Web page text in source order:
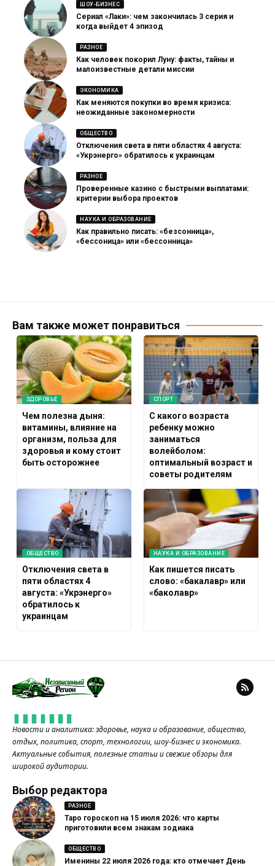
ШОУ-БИЗНЕС
Сериал «Лаки»: чем закончилась 3 серия и
когда выйдет 4 эпизод
РАЗНОЕ
Как человек покорил Луну: факты, тайны и
малоизвестные детали миссии
ЭКОНОМИКА
Как меняются покупки во время кризиса:
неожиданные закономерности
ОБЩЕСТВО
Отключения света в пяти областях 4 августа:
«Укрэнерго» обратилось к украинцам
РАЗНОЕ
Проверенные казино с быстрыми выплатами:
критерии выбора проектов
НАУКА И ОБРАЗОВАНИЕ
Как правильно писать: «безсонница»,
«бессоница» или «бессонница»
Вам также может понравиться
ЗДОРОВЬЕ
Чем полезна дыня:
витамины, влияние на
организм, польза для
здоровья и кому стоит
быть осторожнее
СПОРТ
С какого возраста
ребенку можно
заниматься
волейболом:
оптимальный возраст и
советы родителям
ОБЩЕСТВО
Отключения света в
пяти областях 4
августа: «Укрэнерго»
обратилось к
украинцам
НАУКА И ОБРАЗОВАНИЕ
Как пишется писать
слово: «бакалавр» или
«баколавр»
Новости и аналитика: здоровье, наука и образование, общество,
отдых, политика, спорт, технологии, шоу-бизнес и экономика.
Актуальные события, полезные статьи и свежие обзоры для
широкой аудитории.
Выбор редактора
РАЗНОЕ
Таро гороскоп на 15 июля 2026: что карты
приготовили всем знакам зодиака
ОБЩЕСТВО
Именины 22 июля 2026 года: кто отмечает День